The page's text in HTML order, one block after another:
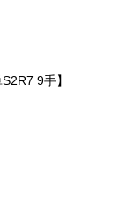
9手】